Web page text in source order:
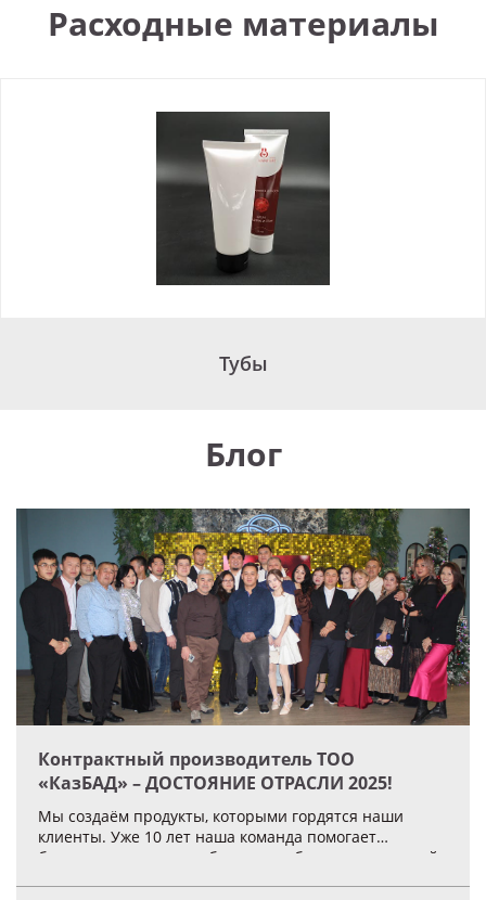
Расходные материалы
Тубы
Блог
Контрактный производитель ТОО
«КазБАД» – ДОСТОЯНИЕ ОТРАСЛИ 2025!
Мы создаём продукты, которыми гордятся наши
клиенты. Уже 10 лет наша команда помогает
бизнесам запускать собственные бренды в пищевой,